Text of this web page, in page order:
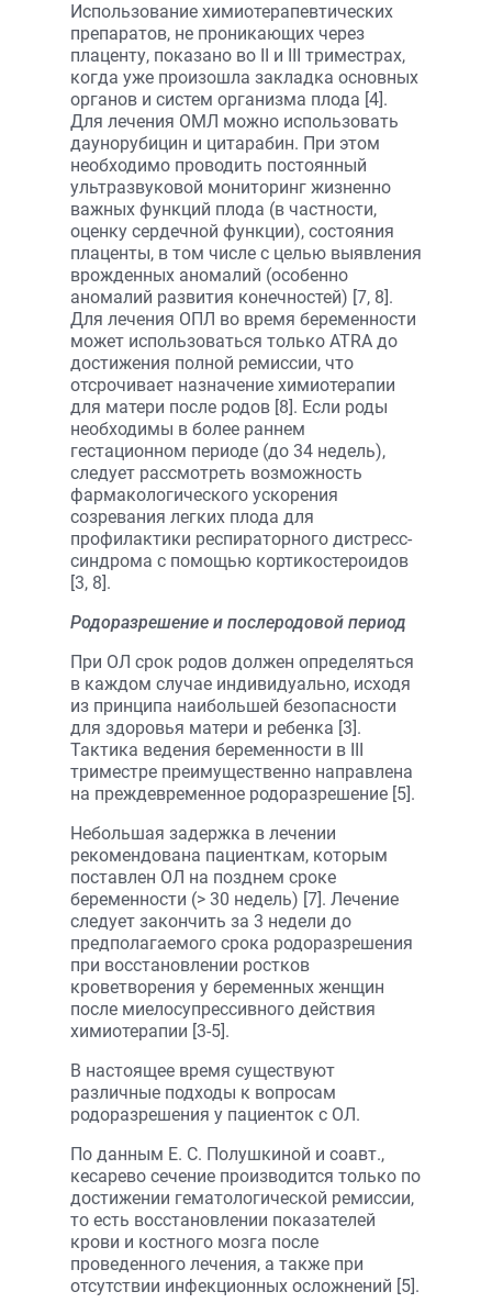
Использование химиотерапевтических
препаратов, не проникающих через
плаценту, показано во II и III триместрах,
когда уже произошла закладка основных
органов и систем организма плода [4].
Для лечения ОМЛ можно использовать
даунорубицин и цитарабин. При этом
необходимо проводить постоянный
ультразвуковой мониторинг жизненно
важных функций плода (в частности,
оценку сердечной функции), состояния
плаценты, в том числе с целью выявления
врожденных аномалий (особенно
аномалий развития конечностей) [7, 8].
Для лечения ОПЛ во время беременности
может использоваться только ATRA до
достижения полной ремиссии, что
отсрочивает назначение химиотерапии
для матери после родов [8]. Если роды
необходимы в более раннем
гестационном периоде (до 34 недель),
следует рассмотреть возможность
фармакологического ускорения
созревания легких плода для
профилактики респираторного дистресс-
синдрома с помощью кортикостероидов
[3, 8].
Родоразрешение и послеродовой период
При ОЛ срок родов должен определяться
в каждом случае индивидуально, исходя
из принципа наибольшей безопасности
для здоровья матери и ребенка [3].
Тактика ведения беременности в III
триместре преимущественно направлена
на преждевременное родоразрешение [5].
Небольшая задержка в лечении
рекомендована пациенткам, которым
поставлен ОЛ на позднем сроке
беременности (> 30 недель) [7]. Лечение
следует закончить за 3 недели до
предполагаемого срока родоразрешения
при восстановлении ростков
кроветворения у беременных женщин
после миелосупрессивного действия
химиотерапии [3-5].
В настоящее время существуют
различные подходы к вопросам
родоразрешения у пациенток с ОЛ.
По данным Е. С. Полушкиной и соавт.,
кесарево сечение производится только по
достижении гематологической ремиссии,
то есть восстановлении показателей
крови и костного мозга после
проведенного лечения, а также при
отсутствии инфекционных осложнений [5].